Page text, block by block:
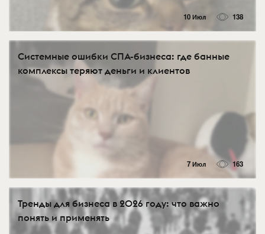
10 Июл 138
Системные ошибки СПА-бизнеса: где банные
комплексы теряют деньги и клиентов
7 Июл 163
Тренды для бизнеса в 2026 году: что важно
понять и применять